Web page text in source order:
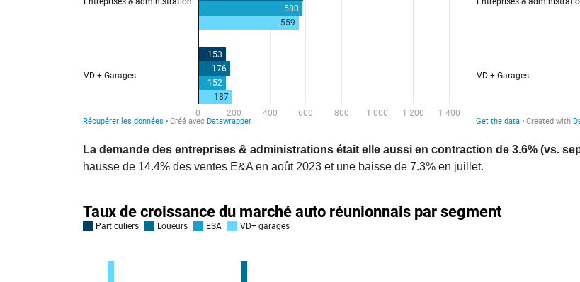
La demande des entreprises & administrations était elle aussi en contraction de 3.6% (vs.
hausse de 14.4% des ventes E&A en août 2023 et une baisse de 7.3% en juillet.